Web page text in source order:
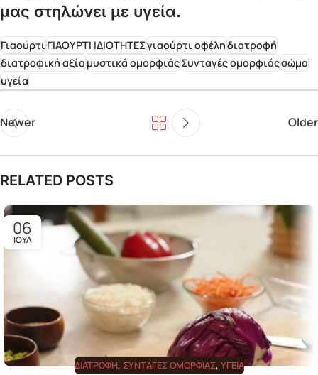
μας στηλώνει με υγεία.
ΓιαούρτιΓΙΑΟΥΡΤΙ ΙΔΙΟΤΗΤΕΣγιαούρτι οφέληδιατροφή
διατροφική αξίαμυστικά ομορφιάςΣυνταγές ομορφιάςσώμα
υγεία
Newer Older
RELATED POSTS
06
ΙΟΎΛ
ΔΙΑΤΡΟΦΉ, ΣΥΝΤΑΓΈΣ ΟΜΟΡΦΙΆΣ, ΥΓΕΊΑ